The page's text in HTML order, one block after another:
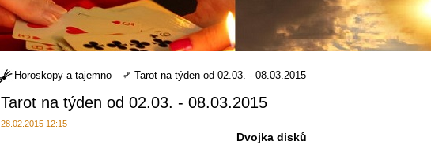
Horoskopy a tajemno Tarot na týden od 02.03. - 08.03.2015
Tarot na týden od 02.03. - 08.03.2015
28.02.2015 12:15
Dvojka disků